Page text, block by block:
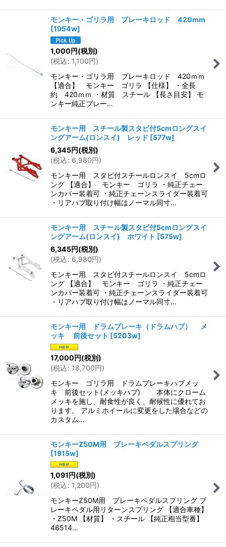
モンキー・ゴリラ用 ブレーキロッド 420mm
[1954w]
1,000円(税別)
(税込: 1,100円)
モンキー・ゴリラ用 ブレーキロッド 420ｍｍ
【適合】 モンキー ゴリラ 【仕様】 ・全長
約 420ｍｍ ・材質 スチール 【長さ目安】 モ
ンキー純正ブレー…
モンキー用 スチール製スタビ付5cmロングスイ
ングアーム(ロンスイ) レッド [577w]
6,345円(税別)
(税込: 6,980円)
モンキー用 スタビ付スチールロンスイ 5cmロ
ング 【適合】 モンキー ゴリラ ・純正チェー
ンカバー装着可 ・純正チェーンスライダー装着可
・リアハブ取り付け幅はノーマル同寸…
モンキー用 スチール製スタビ付5cmロングスイ
ングアーム(ロンスイ) ホワイト [575w]
6,345円(税別)
(税込: 6,980円)
モンキー用 スタビ付スチールロンスイ 5cmロ
ング 【適合】 モンキー ゴリラ ・純正チェー
ンカバー装着可 ・純正チェーンスライダー装着可
・リアハブ取り付け幅はノーマル同寸…
モンキー用 ドラムブレーキ（ドラムハブ） メ
ッキ 前後セット [5203w]
17,000円(税別)
(税込: 18,700円)
モンキー ゴリラ用 ドラムブレーキハブメッ
キ 前後セット(メッキハブ) 本体にクローム
メッキを施し、耐食性が良く、耐候性に優れてお
ります。 アルミホイールに変更をした場合などの
カスタム…
モンキーZ50M用 ブレーキペダルスプリング
[1915w]
1,091円(税別)
(税込: 1,200円)
モンキーZ50M用 ブレーキペダルスプリング ブ
レーキペダル用リターンスプリング 【適合車種】
・Z50M 【材質】 ・スチール 【純正相当型番】
46514…